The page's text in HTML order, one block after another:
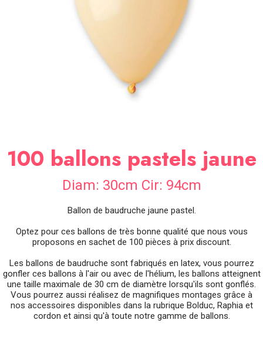
100 ballons pastels jaune
Diam: 30cm Cir: 94cm
Ballon de baudruche jaune pastel.
Optez pour ces ballons de très bonne qualité que nous vous
proposons en sachet de 100 pièces à prix discount.
Les ballons de baudruche sont fabriqués en latex, vous pourrez
gonfler ces ballons à l'air ou avec de l'hélium, les ballons atteignent
une taille maximale de 30 cm de diamètre lorsqu'ils sont gonflés.
Vous pourrez aussi réalisez de magnifiques montages grâce à
nos accessoires disponibles dans la rubrique Bolduc, Raphia et
cordon et ainsi qu'à toute notre gamme de ballons.